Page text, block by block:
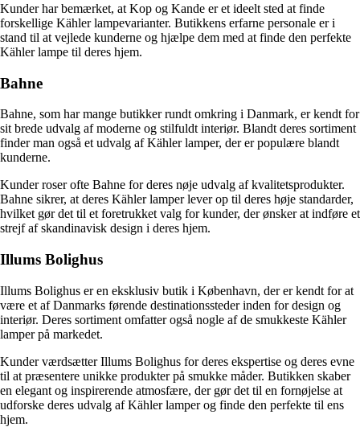
Kunder har bemærket, at Kop og Kande er et ideelt sted at finde
forskellige Kähler lampevarianter. Butikkens erfarne personale er i
stand til at vejlede kunderne og hjælpe dem med at finde den perfekte
Kähler lampe til deres hjem.
Bahne
Bahne, som har mange butikker rundt omkring i Danmark, er kendt for
sit brede udvalg af moderne og stilfuldt interiør. Blandt deres sortiment
finder man også et udvalg af Kähler lamper, der er populære blandt
kunderne.
Kunder roser ofte Bahne for deres nøje udvalg af kvalitetsprodukter.
Bahne sikrer, at deres Kähler lamper lever op til deres høje standarder,
hvilket gør det til et foretrukket valg for kunder, der ønsker at indføre et
strejf af skandinavisk design i deres hjem.
Illums Bolighus
Illums Bolighus er en eksklusiv butik i København, der er kendt for at
være et af Danmarks førende destinationssteder inden for design og
interiør. Deres sortiment omfatter også nogle af de smukkeste Kähler
lamper på markedet.
Kunder værdsætter Illums Bolighus for deres ekspertise og deres evne
til at præsentere unikke produkter på smukke måder. Butikken skaber
en elegant og inspirerende atmosfære, der gør det til en fornøjelse at
udforske deres udvalg af Kähler lamper og finde den perfekte til ens
hjem.